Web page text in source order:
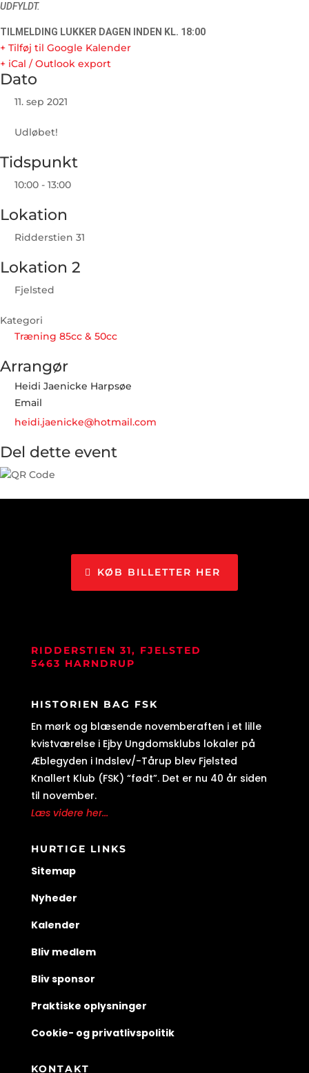
UDFYLDT.
TILMELDING LUKKER DAGEN INDEN KL. 18:00
+ Tilføj til Google Kalender
+ iCal / Outlook export
Dato
11. sep 2021
Udløbet!
Tidspunkt
10:00 - 13:00
Lokation
Ridderstien 31
Lokation 2
Fjelsted
Kategori
Træning 85cc & 50cc
Arrangør
Heidi Jaenicke Harpsøe
Email
heidi.jaenicke@hotmail.com
Del dette event
KØB BILLETTER HER
RIDDERSTIEN 31, FJELSTED
5463 HARNDRUP
HISTORIEN BAG FSK
En mørk og blæsende novemberaften i et lille
kvistværelse i Ejby Ungdomsklubs lokaler på
Æblegyden i Indslev/-Tårup blev Fjelsted
Knallert Klub (FSK) “født”. Det er nu 40 år siden
til november.
Læs videre her...
HURTIGE LINKS
Sitemap
Nyheder
Kalender
Bliv medlem
Bliv sponsor
Praktiske oplysninger
Cookie- og privatlivspolitik
KONTAKT